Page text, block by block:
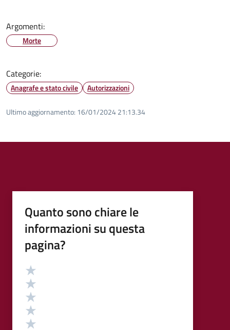
Argomenti:
Morte
Categorie:
Anagrafe e stato civile Autorizzazioni
Ultimo aggiornamento: 16/01/2024 21:13.34
Quanto sono chiare le
informazioni su questa
pagina?
Valutazione